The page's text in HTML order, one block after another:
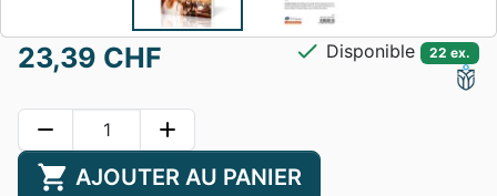
23,39 CHF check Disponible 22 ex.
remove add
shopping_cart AJOUTER AU PANIER